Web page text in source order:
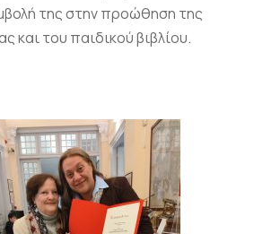
της στην προώθηση της
και του παιδικού βιβλίου.